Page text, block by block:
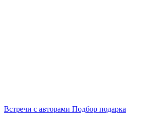
Встречи с авторами Подбор подарка